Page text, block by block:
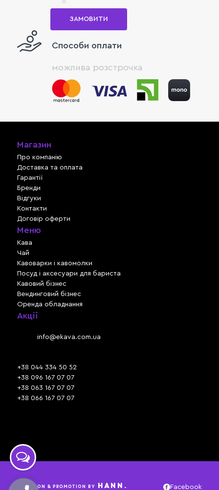
ЗАМОВИТИ
Способи оплати
можлива розстрочка
Магазин
Про компанію
Доставка та оплата
Гарантії
Бренди
Відгуки
Контакти
Договір оферти
Меню
Кава
Чай
Кавоварки і кавомолки
Посуд і аксесуари для бариста
Кавовий бізнес
Вендинговий бізнес
Оренда обладнання
Акції
info@ekava.com.ua
+38 044 334 50 52
+38 096 167 07 07
+38 063 167 07 07
+38 066 167 07 07
CREATION & PROMOTION BY HANN. Facebook